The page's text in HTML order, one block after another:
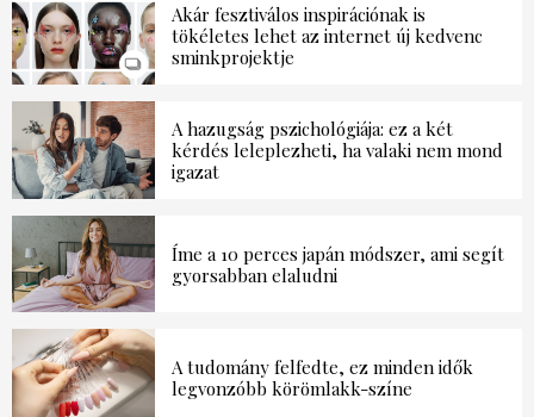
Akár fesztiválos inspirációnak is
tökéletes lehet az internet új kedvenc
sminkprojektje
A hazugság pszichológiája: ez a két
kérdés leleplezheti, ha valaki nem mond
igazat
Íme a 10 perces japán módszer, ami segít
gyorsabban elaludni
A tudomány felfedte, ez minden idők
legvonzóbb körömlakk-színe